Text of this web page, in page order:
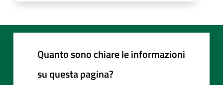
Quanto sono chiare le informazioni
su questa pagina?